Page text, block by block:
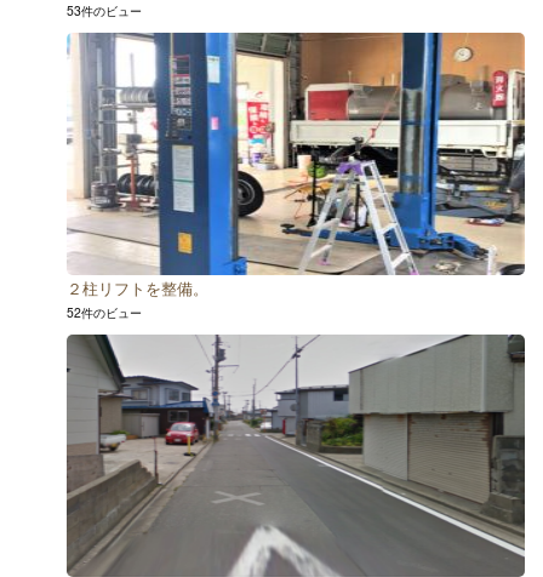
53件のビュー
２柱リフトを整備。
52件のビュー